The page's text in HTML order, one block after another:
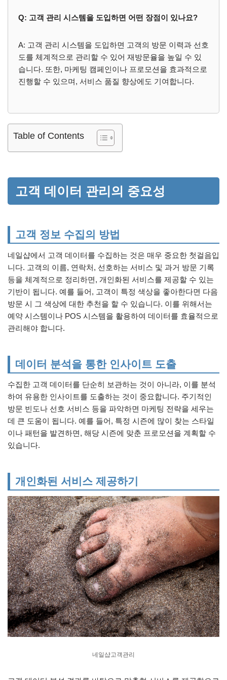
Q: 고객 관리 시스템을 도입하면 어떤 장점이 있나요?
A: 고객 관리 시스템을 도입하면 고객의 방문 이력과 선호
도를 체계적으로 관리할 수 있어 재방문율을 높일 수 있
습니다. 또한, 마케팅 캠페인이나 프로모션을 효과적으로
진행할 수 있으며, 서비스 품질 향상에도 기여합니다.
Table of Contents
고객 데이터 관리의 중요성
고객 정보 수집의 방법
네일샵에서 고객 데이터를 수집하는 것은 매우 중요한 첫걸음입
니다. 고객의 이름, 연락처, 선호하는 서비스 및 과거 방문 기록
등을 체계적으로 정리하면, 개인화된 서비스를 제공할 수 있는
기반이 됩니다. 예를 들어, 고객이 특정 색상을 좋아한다면 다음
방문 시 그 색상에 대한 추천을 할 수 있습니다. 이를 위해서는
예약 시스템이나 POS 시스템을 활용하여 데이터를 효율적으로
관리해야 합니다.
데이터 분석을 통한 인사이트 도출
수집한 고객 데이터를 단순히 보관하는 것이 아니라, 이를 분석
하여 유용한 인사이트를 도출하는 것이 중요합니다. 주기적인
방문 빈도나 선호 서비스 등을 파악하면 마케팅 전략을 세우는
데 큰 도움이 됩니다. 예를 들어, 특정 시즌에 많이 찾는 스타일
이나 패턴을 발견하면, 해당 시즌에 맞춘 프로모션을 계획할 수
있습니다.
개인화된 서비스 제공하기
네일샵고객관리